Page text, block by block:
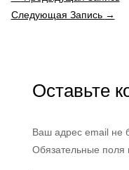
Следующая Запись →
Оставьте
Ваш адрес email не
Обязательные поля